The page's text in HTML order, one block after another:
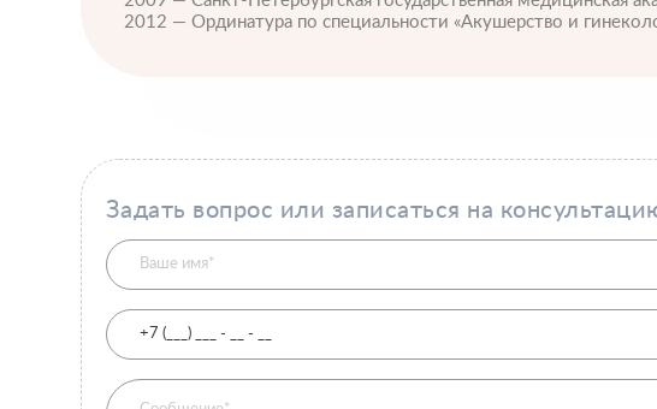
2012 — Ординатура по специальности «Акушерство и
Задать вопрос или записаться на